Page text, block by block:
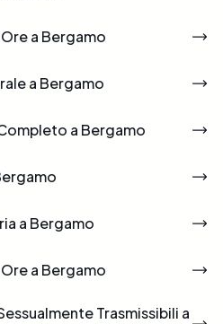
a Bergamo
a Bergamo
a Bergamo
a Bergamo
a Bergamo
Trasmissibili a